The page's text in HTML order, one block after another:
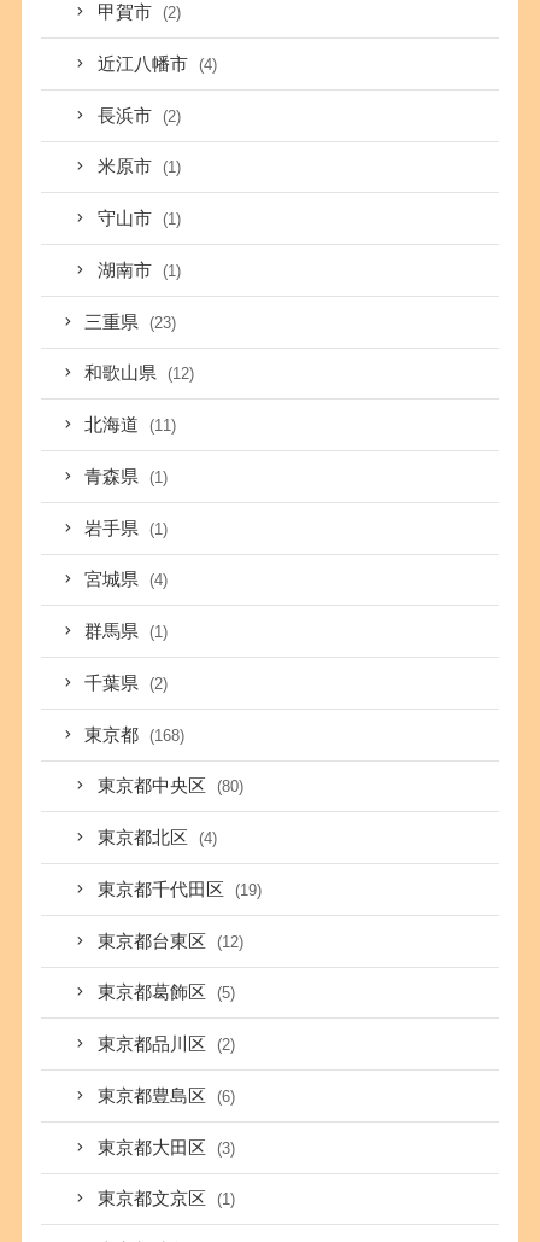
甲賀市 (2)
近江八幡市 (4)
長浜市 (2)
米原市 (1)
守山市 (1)
湖南市 (1)
三重県 (23)
和歌山県 (12)
北海道 (11)
青森県 (1)
岩手県 (1)
宮城県 (4)
群馬県 (1)
千葉県 (2)
東京都 (168)
東京都中央区 (80)
東京都北区 (4)
東京都千代田区 (19)
東京都台東区 (12)
東京都葛飾区 (5)
東京都品川区 (2)
東京都豊島区 (6)
東京都大田区 (3)
東京都文京区 (1)